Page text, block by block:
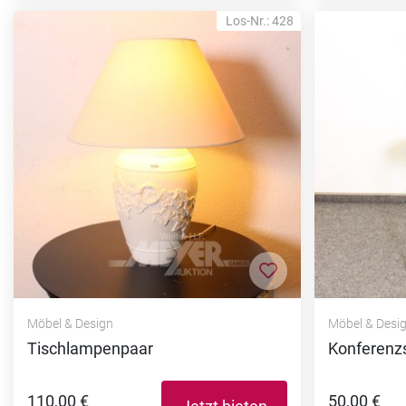
Los-Nr.: 428
Zur Merkliste
Möbel & Design
Tischlampenpaar
110,00 €
Möbel &
50,00 €